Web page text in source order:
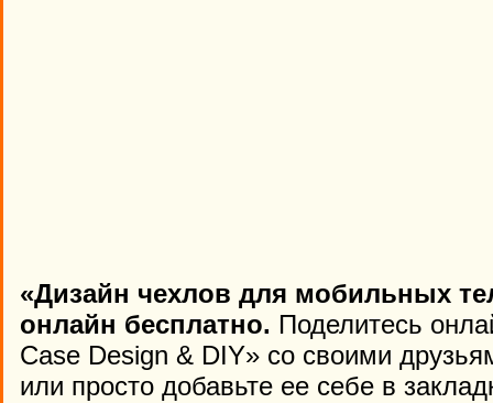
«Дизайн чехлов для мобильных
онлайн бесплатно. Поделитесь
Case Design & DIY» со своими
или просто добавьте ее себе в